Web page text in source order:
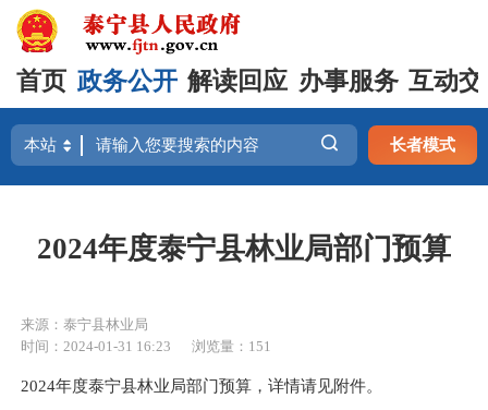
首页 政务公开 解读回应 办事服务 互动
长者模式
2024年度泰宁县林业局部门预算
来源：泰宁县林业局
时间：2024-01-31 16:23
浏览量：151
2024年度泰宁县林业局部门预算，详情请见附件。